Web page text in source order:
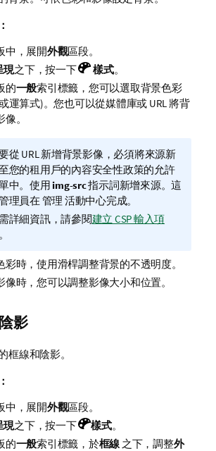
中，展開外觀區段。
現之下，按一下 樣式。
的一般索引標籤，您可以選取背景色彩
運算式)。您也可以從媒體庫或 URL 將背
。
從 URL 新增背景影像，必須將來源新
您的租用戶的內容安全性政策的允許
中。使用img-src指示詞新增來源。這
理員在 管理 活動中心完成。
詳細資訊，請參閱建立 CSP 輸入項
。
彩時，使用滑桿調整背景的不透明度。
像時，您可以調整影像大小和位置。
影
框線和陰影。
中，展開外觀區段。
現之下，按一下 樣式。
的一般索引標籤，於框線 之下，調整外